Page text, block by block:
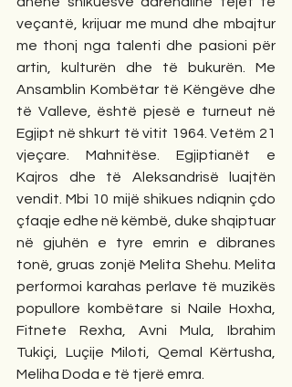
veçantë, krijuar me mund dhe mbajtur
me thonj nga talenti dhe pasioni për
artin, kulturën dhe të bukurën. Me
Ansamblin Kombëtar të Këngëve dhe
të Valleve, është pjesë e turneut në
Egjipt në shkurt të vitit 1964. Vetëm 21
vjeçare. Mahnitëse. Egjiptianët e
Kajros dhe të Aleksandrisë luajtën
vendit. Mbi 10 mijë shikues ndiqnin çdo
çfaqje edhe në këmbë, duke shqiptuar
në gjuhën e tyre emrin e dibranes
tonë, gruas zonjë Melita Shehu. Melita
performoi karahas perlave të muzikës
popullore kombëtare si Naile Hoxha,
Fitnete Rexha, Avni Mula, Ibrahim
Tukiçi, Luçije Miloti, Qemal Kërtusha,
Meliha Doda e të tjerë emra.